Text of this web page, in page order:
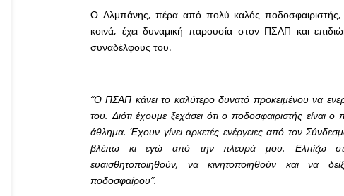
Ο Αλμπάνης, πέρα από πολύ καλός ποδοσφαιριστής,
κοινά, έχει δυναμική παρουσία στον ΠΣΑΠ και
συναδέλφους του.
“Ο ΠΣΑΠ κάνει το καλύτερο δυνατό προκειμένου να
του. Διότι έχουμε ξεχάσει ότι ο ποδοσφαιριστής είναι
άθλημα. Έχουν γίνει αρκετές ενέργειες από τον
βλέπω κι εγώ από την πλευρά μου. Ελπίζω στο
ευαισθητοποιηθούν, να κινητοποιηθούν και να
ποδοσφαίρου”.